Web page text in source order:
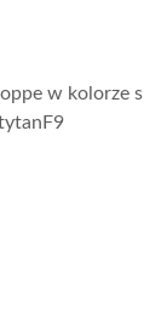
w kolorze